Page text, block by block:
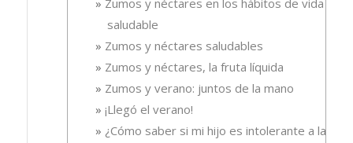
Zumos y néctares en los hábitos de vida
saludable
Zumos y néctares saludables
Zumos y néctares, la fruta líquida
Zumos y verano: juntos de la mano
¡Llegó el verano!
¿Cómo saber si mi hijo es intolerante a la